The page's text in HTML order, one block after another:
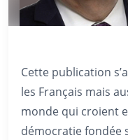
Cette publication
les Français mais
monde qui croient
démocratie fondée